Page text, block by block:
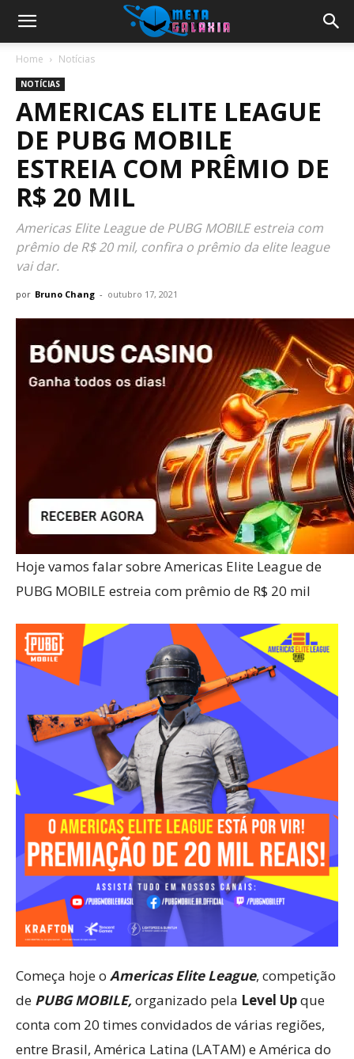
Home Notícias
NOTÍCIAS
AMERICAS ELITE LEAGUE
DE PUBG MOBILE
ESTREIA COM PRÊMIO DE
R$ 20 MIL
Americas Elite League de PUBG MOBILE estreia com
prêmio de R$ 20 mil, confira o prêmio da elite league
vai dar.
por Bruno Chang - outubro 17, 2021
Hoje vamos falar sobre Americas Elite League de
PUBG MOBILE estreia com prêmio de R$ 20 mil
Começa hoje o Americas Elite League, competição
de PUBG MOBILE,organizado pela Level Upque
conta com 20 times convidados de várias regiões,
entre Brasil, América Latina (LATAM) e América do